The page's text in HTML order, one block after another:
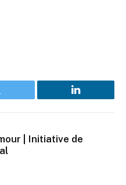
LinkedIn
| Initiative de